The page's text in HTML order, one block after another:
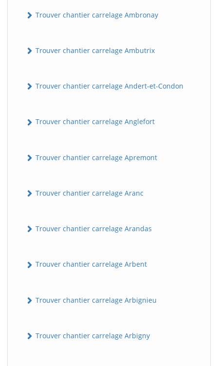
Trouver chantier carrelage Ambronay
Trouver chantier carrelage Ambutrix
Trouver chantier carrelage Andert-et-Condon
Trouver chantier carrelage Anglefort
Trouver chantier carrelage Apremont
Trouver chantier carrelage Aranc
Trouver chantier carrelage Arandas
Trouver chantier carrelage Arbent
Trouver chantier carrelage Arbignieu
Trouver chantier carrelage Arbigny